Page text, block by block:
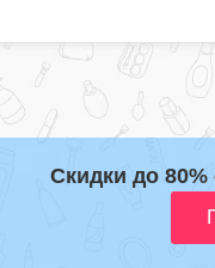
Скидки до